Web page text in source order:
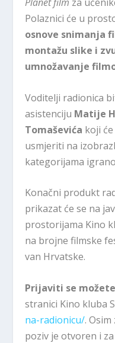
Polaznici će u
osnove snimanja
montažu slike i
umnožavanje
Voditelji radionica
asistenciju Matije
Tomaševića koji
usmjeriti na
kategorijama
Konačni produkt
prikazat će se na
prostorijama Kino
na brojne filmske
van Hrvatske.
Prijaviti se
stranici Kino kluba
na-radionicu/.
poziv je otvoren i